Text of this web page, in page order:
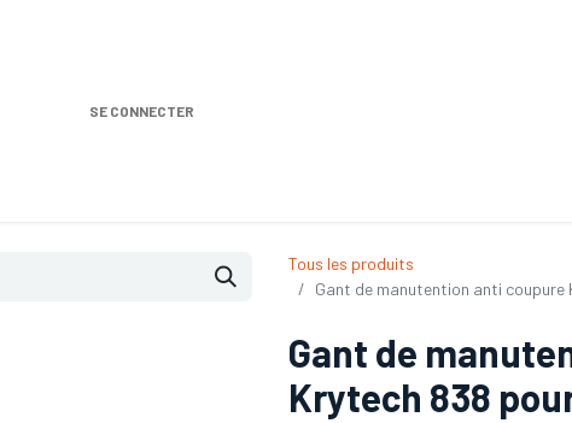
SE CONNECTER
Tous les produits
Gant de manutention anti
Gant de
Krytech 838